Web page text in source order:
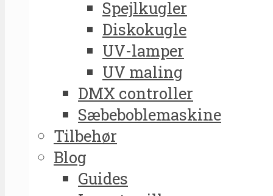
Spejlkugler
Diskokugle
UV-lamper
UV maling
DMX controller
Sæbeboblemaskine
Tilbehør
Blog
Guides